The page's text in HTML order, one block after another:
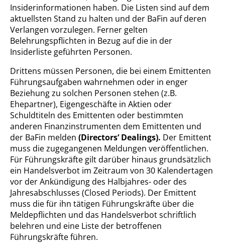
Insiderinformationen haben. Die Listen sind auf dem
aktuellsten Stand zu halten und der BaFin auf deren
Verlangen vorzulegen. Ferner gelten
Belehrungspflichten in Bezug auf die in der
Insiderliste geführten Personen.
Drittens müssen Personen, die bei einem Emittenten
Führungsaufgaben wahrnehmen oder in enger
Beziehung zu solchen Personen stehen (z.B.
Ehepartner), Eigengeschäfte in Aktien oder
Schuldtiteln des Emittenten oder bestimmten
anderen Finanzinstrumenten dem Emittenten und
der BaFin melden (Directors‘ Dealings). Der Emittent
muss die zugegangenen Meldungen veröffentlichen.
Für Führungskräfte gilt darüber hinaus grundsätzlich
ein Handelsverbot im Zeitraum von 30 Kalendertagen
vor der Ankündigung des Halbjahres- oder des
Jahresabschlusses (Closed Periods). Der Emittent
muss die für ihn tätigen Führungskräfte über die
Meldepflichten und das Handelsverbot schriftlich
belehren und eine Liste der betroffenen
Führungskräfte führen.